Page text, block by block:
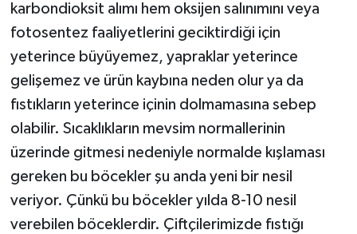
karbondioksit alımı hem oksijen salınımını veya
fotosentez faaliyetlerini geciktirdiği için
yeterince büyüyemez, yapraklar yeterince
gelişemez ve ürün kaybına neden olur ya da
fıstıkların yeterince içinin dolmamasına sebep
olabilir. Sıcaklıkların mevsim normallerinin
üzerinde gitmesi nedeniyle normalde kışlaması
gereken bu böcekler şu anda yeni bir nesil
veriyor. Çünkü bu böcekler yılda 8-10 nesil
verebilen böceklerdir. Çiftçilerimizde fıstığı